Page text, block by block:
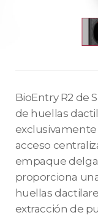
BioEntry R2 de
de huellas
acceso
empaque
proporciona
huellas
extracción de